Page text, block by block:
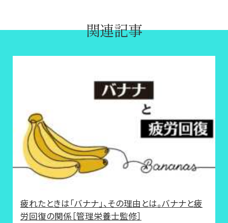
関連記事
疲れたときは「バナナ」、その理由とは。バナナと疲
労回復の関係［管理栄養士監修］